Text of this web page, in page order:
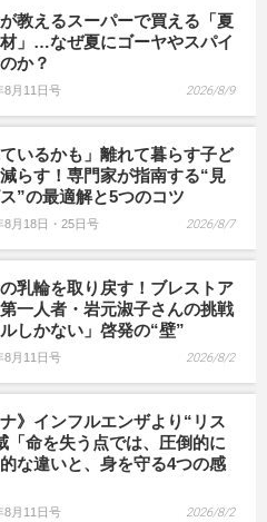
教えるスーパーで買える「夏
」…なぜ夏にゴーヤやスパイ
か？
8月11日号 2026/8/9
ているかも」離れて暮らす子ど
らす！専門家が指南する“見
”の最適解と5つのコツ
8月18日・25日号 2026/8/7
乳輪を取り戻す！ブレストア
一人者・岩元淑子さんの挑戦
しかない」啓発の“壁”
8月11日号 2026/8/2
ナ》インフルエンザより“リス
「命を失う点では、圧倒的に
な違いと、身を守る4つの感
8月11日号 2026/8/2